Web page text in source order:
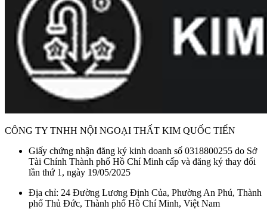
CÔNG TY TNHH NỘI NGOẠI THẤT KIM QUỐC TIẾN
Giấy chứng nhận đăng ký kinh doanh số 0318800255 do Sở
Tài Chính Thành phố Hồ Chí Minh cấp và đăng ký thay đổi
lần thứ 1, ngày 19/05/2025
Địa chỉ: 24 Đường Lương Định Của, Phường An Phú, Thành
phố Thủ Đức, Thành phố Hồ Chí Minh, Việt Nam